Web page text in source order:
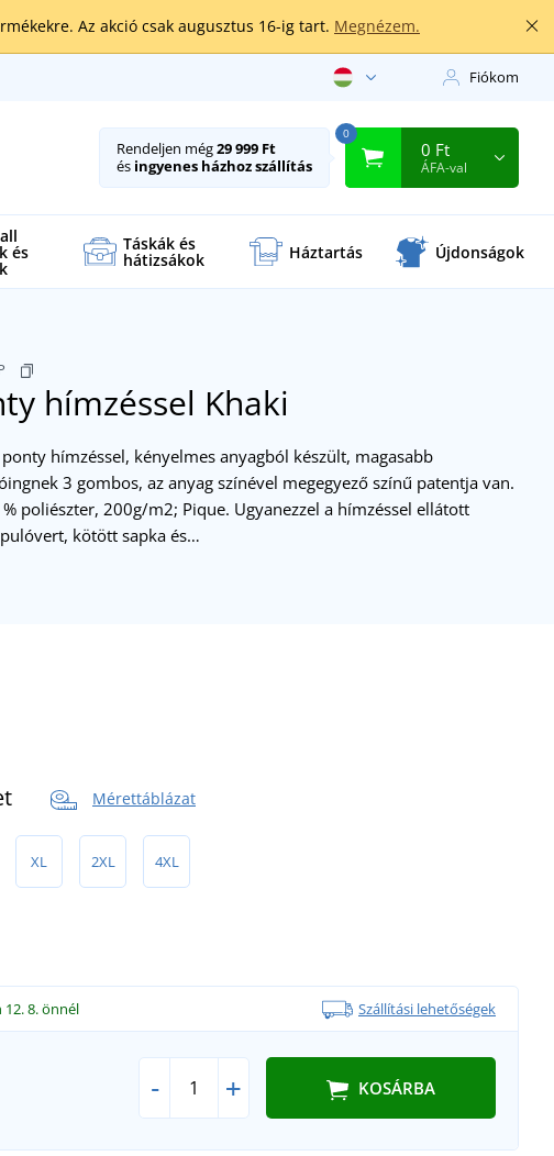
Az akció csak augusztus 16-ig tart. Megnézem.
Fiókom
Rendeljen még29 999 Ft
és ingyenes házhoz szállítás
0
0 Ft
ÁFA-val
és Táskák és
hátizsákok Háztartás Újdonságok
hímzéssel Khaki
hímzéssel, kényelmes anyagból készült, magasabb
3 gombos, az anyag színével megegyező színű patentja van.
poliészter, 200g/m2; Pique. Ugyanezzel a hímzéssel ellátott
kötött sapka és…
Mérettáblázat
XL 2XL 4XL
12. 8.önnél Szállítási lehetőségek
- + KOSÁRBA